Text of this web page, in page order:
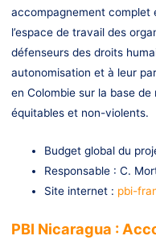
accompagnement complet
l’espace de travail des
défenseurs des droits
autonomisation et à leur
en Colombie sur la base
équitables et non-violents.
Budget global du
Responsable : C.
Site internet : pbi-
PBI Nicaragua :